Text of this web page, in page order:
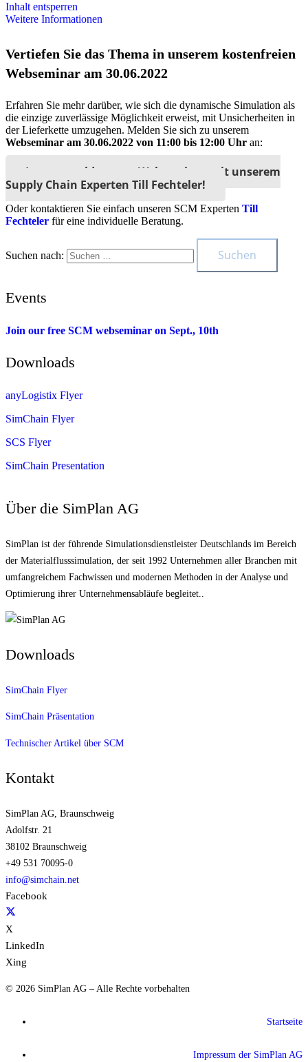
Inhalt entsperren
Weitere Informationen
Vertiefen Sie das Thema in unserem kostenfreien
Webseminar am 30.06.2022
Erfahren Sie mehr darüber, wie sich die dynamische Simulation als
die einzige zuverlässige Möglichkeit erweist, mit Unsicherheiten in
der Lieferkette umzugehen. Melden Sie sich zu unserem
Webseminar am 30.06.2022 von 11:00 bis 12:00 Uhr an:
Jetzt anmelden zum Webseminar mit unserem
Supply Chain Experten Till Fechteler!
Oder kontaktieren Sie einfach unseren SCM Experten Till
Fechteler für eine individuelle Beratung.
Suchen nach:
Events
Join our free SCM webseminar on Sept., 10th
Downloads
anyLogistix Flyer
SimChain Flyer
SCS Flyer
SimChain Presentation
Über die SimPlan AG
SimPlan ist der führende Simu­lationsdienstleister Deutschlands im Bereich
der Materialfluss­simulation, der seit 1992 Unternehmen aller Branchen mit
umfangreichem Fachwissen und modernen Methoden in der Analyse und
Optimierung ihrer Unternehmens­abläufe begleitet..
Downloads
SimChain Flyer
SimChain Präsentation
Technischer Artikel über SCM
Kontakt
SimPlan AG, Braunschweig
Adolfstr. 21
38102 Braunschweig
+49 531 70095-0
info@simchain.net
Facebook
X
LinkedIn
Xing
© 2026 SimPlan AG – Alle Rechte vorbehalten
Startseite
Impressum der SimPlan AG